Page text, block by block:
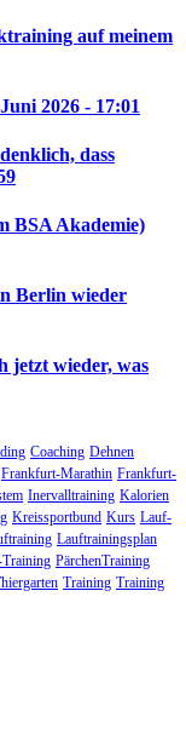
auf meinem
2026 - 17:01
dass
BSA Akademie)
Berlin wieder
jetzt wieder, was
Coaching Dehnen
Frankfurt-Marathin Frankfurt-
Inervalltraining Kalorien
Kreissportbund Kurs Lauf-
Lauftrainingsplan
Training PärchenTraining
Training Training